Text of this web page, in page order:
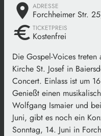
place ADRESSE
Forchheimer Str.
euro TICKETPREIS
Kostenfrei
Die Gospel-Voices
Kirche St. Josef in
Concert. Einlass ist um
Genießt einen
Wolfgang Ismaier und
Juni, gibt es noch ein
Sonntag, 14. Juni in